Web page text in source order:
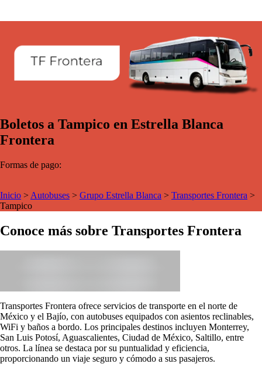
Boletos a Tampico en Estrella Blanca
Frontera
Formas de pago:
Inicio > Autobuses > Grupo Estrella Blanca > Transportes Frontera >
Tampico
Conoce más sobre Transportes Frontera
Transportes Frontera ofrece servicios de transporte en el norte de
México y el Bajío, con autobuses equipados con asientos reclinables,
WiFi y baños a bordo. Los principales destinos incluyen Monterrey,
San Luis Potosí, Aguascalientes, Ciudad de México, Saltillo, entre
otros. La línea se destaca por su puntualidad y eficiencia,
proporcionando un viaje seguro y cómodo a sus pasajeros.